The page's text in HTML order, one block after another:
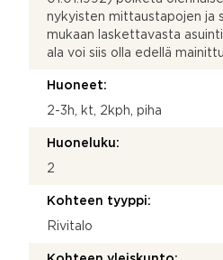
nykyisten mittaustapojen ja
mukaan laskettavasta
ala voi siis olla edellä
Huoneet:
2-3h, kt, 2kph, piha
Huoneluku:
2
Kohteen tyyppi:
Rivitalo